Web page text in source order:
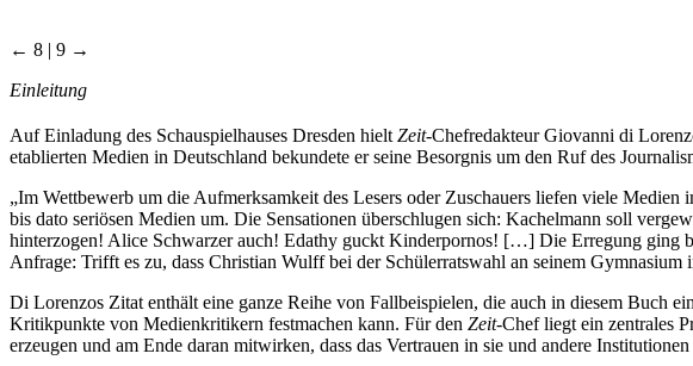
← 8 | 9 →
Einleitung
Auf Einladung des Schauspielhauses Dresden hielt Zeit-Chefredakteur Giovanni di
etablierten Medien in Deutschland bekundete er seine Besorgnis um den Ruf des
„Im Wettbewerb um die Aufmerksamkeit des Lesers oder Zuschauers liefen viele
bis dato seriösen Medien um. Die Sensationen überschlugen sich: Kachelmann soll
hinterzogen! Alice Schwarzer auch! Edathy guckt Kinderpornos! […] Die Erregung ging
Anfrage: Trifft es zu, dass Christian Wulff bei der Schülerratswahl an seinem
Di Lorenzos Zitat enthält eine ganze Reihe von Fallbeispielen, die auch in diesem Buch
Kritikpunkte von Medienkritikern festmachen kann. Für den Zeit-Chef liegt ein zentrales
erzeugen und am Ende daran mitwirken, dass das Vertrauen in sie und andere